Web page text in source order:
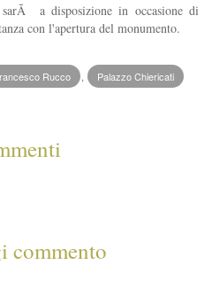
a disposizione in occasione di
con l'apertura del monumento.
Rucco Palazzo Chiericati
commento